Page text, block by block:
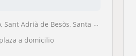
Adrià de Besòs, Santa Coloma de Gramenet
a domicilio